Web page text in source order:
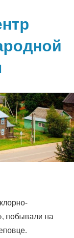
побывали на